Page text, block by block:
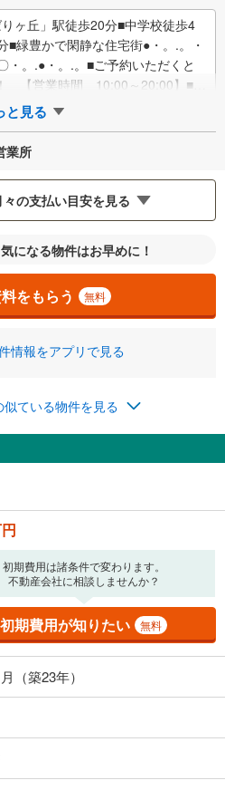
ヶ丘」駅徒歩20分■中学校徒歩4
■緑豊かで閑静な住宅街●・。.。・
・。.●・。.。■ご予約いただくと
【営業時間 10:00～20:00】■イ
と見る
業所
の支払い目安を見る
％
入れ可能です。多くの金融機関
条件としています。
5,199万円
られる金額を入力してくださ
割までが目安です。
万円
/回
毎月の返済額に加えて、ボー
機関によって異なります。
になる物件はお早めに！
をもらう 無料
情報をアプリで見る
ている物件を見る
初期費用は諸条件で変わります。
不動産会社に相談しませんか？
初期費用が知りたい 無料
（築23年）